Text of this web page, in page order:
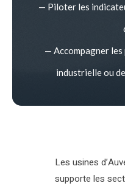
— Piloter les
— Accompagner
industrielle ou
Les usines
supporte les